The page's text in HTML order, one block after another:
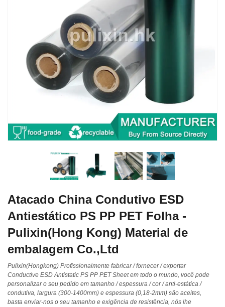
Atacado China Condutivo ESD
Antiestático PS PP PET Folha -
Pulixin(Hong Kong) Material de
embalagem Co.,Ltd
Pulixin(Hongkong) Profissionalmente fabricar / fornecer / exportar
Conductive ESD Antistatic PS PP PET Sheet em todo o mundo, você pode
personalizar o seu pedido em tamanho / espessura / cor / anti-estática /
condutiva, largura (300-1400mm) e espessura (0,18-2mm) são aceites,
basta enviar-nos o seu tamanho e exigência de resistência, nós lhe